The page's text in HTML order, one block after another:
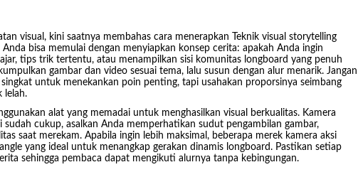
visual, kini saatnya membahas cara menerapkan Teknik visual storytelling
bisa memulai dengan menyiapkan konsep cerita: apakah Anda ingin
tips trik tertentu, atau menampilkan sisi komunitas longboard yang penuh
gambar dan video sesuai tema, lalu susun dengan alur menarik. Jangan
untuk menekankan poin penting, tapi usahakan proporsinya seimbang
lelah.
alat yang memadai untuk menghasilkan visual berkualitas. Kamera
sudah cukup, asalkan Anda memperhatikan sudut pengambilan gambar,
saat merekam. Apabila ingin lebih maksimal, beberapa merek kamera aksi
yang ideal untuk menangkap gerakan dinamis longboard. Pastikan setiap
sehingga pembaca dapat mengikuti alurnya tanpa kebingungan.